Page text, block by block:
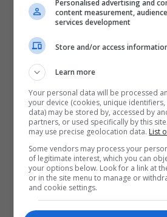
Personalised advertising and
content measurement,
services development
Store and/or access
Learn more
Your personal data will be processed
your device (cookies, unique
data) may be stored by, accessed by
partners, or used specifically by this
may use precise geolocation data. List
Some vendors may process your
of legitimate interest, which you can
your options below. Look for a link at
or in the site menu to manage or
and cookie settings.